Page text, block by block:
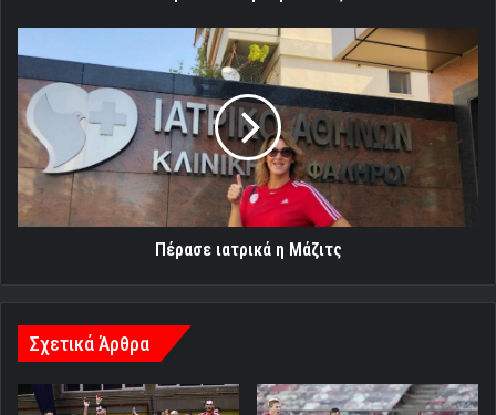
ιατρικά
η
Μάζιτς
Πέρασε ιατρικά η Μάζιτς
Σχετικά Άρθρα